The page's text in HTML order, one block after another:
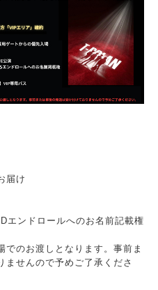
届け
エンドロールへのお名前記載権
のお渡しとなります。事前ま
ませんので予めご了承くださ